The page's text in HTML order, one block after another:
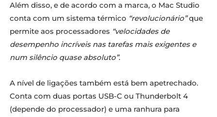
Além disso, e de acordo com a marca, o Mac Studio
conta com um sistema térmico “revolucionário”que
permite aos processadores “velocidades de
desempenho incríveis nas tarefas mais exigentes e
num silêncio quase absoluto”.
A nível de ligações também está bem apetrechado.
Conta com duas portas USB-C ou Thunderbolt 4
(depende do processador) e uma ranhura para